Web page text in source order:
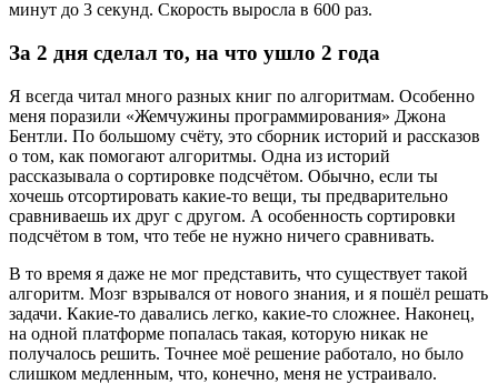
минут до 3 секунд. Скорость выросла в 600 раз.
За 2 дня сделал то, на что ушло 2 года
Я всегда читал много разных книг по алгоритмам. Особенно
меня поразили «Жемчужины программирования» Джона
Бентли. По большому счёту, это сборник историй и рассказов
о том, как помогают алгоритмы. Одна из историй
рассказывала о сортировке подсчётом. Обычно, если ты
хочешь отсортировать какие-то вещи, ты предварительно
сравниваешь их друг с другом. А особенность сортировки
подсчётом в том, что тебе не нужно ничего сравнивать.
В то время я даже не мог представить, что существует такой
алгоритм. Мозг взрывался от нового знания, и я пошёл решать
задачи. Какие-то давались легко, какие-то сложнее. Наконец,
на одной платформе попалась такая, которую никак не
получалось решить. Точнее моё решение работало, но было
слишком медленным, что, конечно, меня не устраивало.